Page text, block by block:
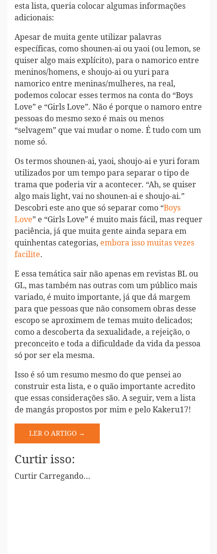
esta lista, queria colocar algumas informações
adicionais:
Apesar de muita gente utilizar palavras
específicas, como shounen-ai ou yaoi (ou lemon, se
quiser algo mais explícito), para o namorico entre
meninos/homens, e shoujo-ai ou yuri para
namorico entre meninas/mulheres, na real,
podemos colocar esses termos na conta do “Boys
Love” e “Girls Love”. Não é porque o namoro entre
pessoas do mesmo sexo é mais ou menos
“selvagem” que vai mudar o nome. É tudo com um
nome só.
Os termos shounen-ai, yaoi, shoujo-ai e yuri foram
utilizados por um tempo para separar o tipo de
trama que poderia vir a acontecer. “Ah, se quiser
algo mais light, vai no shounen-ai e shoujo-ai.”
Descobri este ano que só separar como “Boys
Love” e “Girls Love” é muito mais fácil, mas requer
paciência, já que muita gente ainda separa em
quinhentas categorias, embora isso muitas vezes
facilite.
E essa temática sair não apenas em revistas BL ou
GL, mas também nas outras com um público mais
variado, é muito importante, já que dá margem
para que pessoas que não consomem obras desse
escopo se aproximem de temas muito delicados;
como a descoberta da sexualidade, a rejeição, o
preconceito e toda a dificuldade da vida da pessoa
só por ser ela mesma.
Isso é só um resumo mesmo do que pensei ao
construir esta lista, e o quão importante acredito
que essas considerações são. A seguir, vem a lista
de mangás propostos por mim e pelo Kakeru17!
LER O ARTIGO →
Curtir isso:
Curtir Carregando...